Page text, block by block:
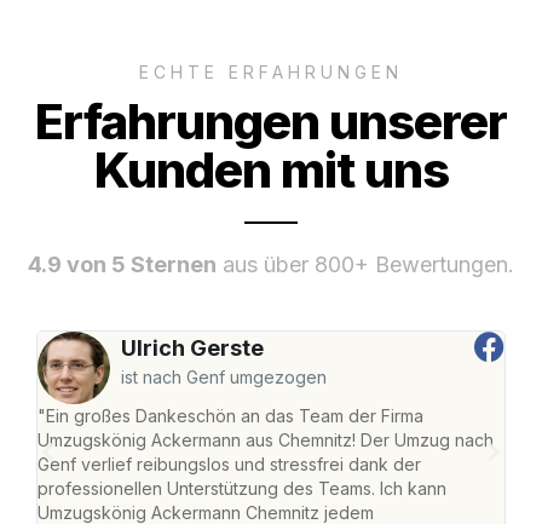
ECHTE ERFAHRUNGEN
Erfahrungen unserer
Kunden mit uns
4.9 von 5 Sternen aus über 800+ Bewertungen.
Ulrich Gerste
ist nach Genf umgezogen
"Ein großes Dankeschön an das Team der Firma
Umzugskönig Ackermann aus Chemnitz! Der Umzug nach
Genf verlief reibungslos und stressfrei dank der
professionellen Unterstützung des Teams. Ich kann
Umzugskönig Ackermann Chemnitz jedem